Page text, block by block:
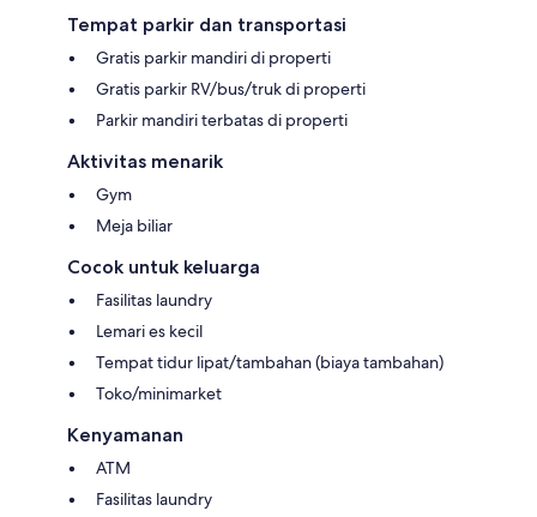
Tempat parkir dan transportasi
Gratis parkir mandiri di properti
Gratis parkir RV/bus/truk di properti
Parkir mandiri terbatas di properti
Aktivitas menarik
Gym
Meja biliar
Cocok untuk keluarga
Fasilitas laundry
Lemari es kecil
Tempat tidur lipat/tambahan (biaya tambahan)
Toko/minimarket
Kenyamanan
ATM
Fasilitas laundry